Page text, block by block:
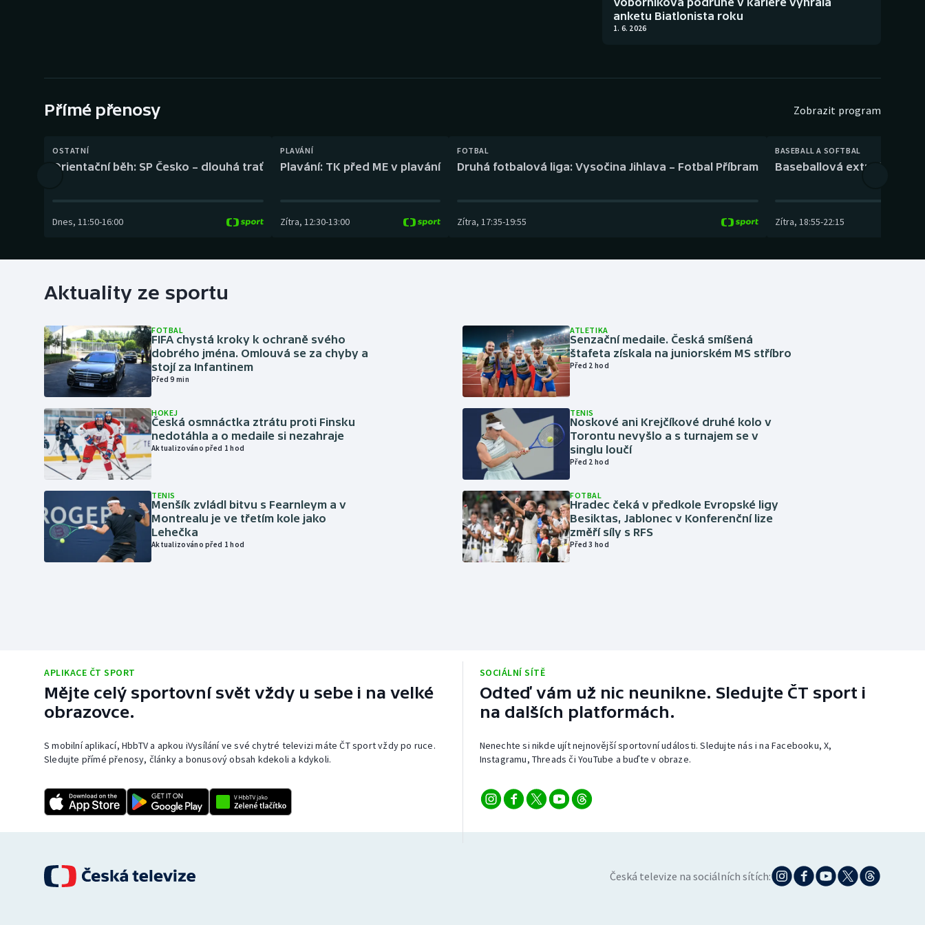
Gymnastika Plážový volejbal
anketu Biatlonista roku
1. 6. 2026
Přímé přenosy Zobrazit program
OSTATNÍ
Orientační běh: SP Česko – dlouhá trať
Dnes, 11:50-16:00
PLAVÁNÍ
Plavání: TK před ME v plavání
Zítra, 12:30-13:00
FOTBAL
Druhá fotbalová liga: Vysočina Jihlava – Fotbal Příbram
Zítra, 17:35-19:55
BASEBALL A SOFTBAL
Baseballová extraliga:
Zítra, 18:55-22:15
Aktuality ze sportu
FOTBAL
FIFA chystá kroky k ochraně svého
dobrého jména. Omlouvá se za chyby a
stojí za Infantinem
Před 9 min
HOKEJ
Česká osmnáctka ztrátu proti Finsku
nedotáhla a o medaile si nezahraje
Aktualizováno před 1 hod
TENIS
Menšík zvládl bitvu s Fearnleym a v
Montrealu je ve třetím kole jako
Lehečka
Aktualizováno před 1 hod
ATLETIKA
Senzační medaile. Česká smíšená
štafeta získala na juniorském MS stříbro
Před 2 hod
TENIS
Noskové ani Krejčíkové druhé kolo v
Torontu nevyšlo a s turnajem se v
singlu loučí
Před 2 hod
FOTBAL
Hradec čeká v předkole Evropské ligy
Besiktas, Jablonec v Konferenční lize
změří síly s RFS
Před 3 hod
APLIKACE ČT SPORT
Mějte celý sportovní svět vždy u sebe i na velké
obrazovce.
S mobilní aplikací, HbbTV a apkou iVysílání ve své chytré televizi máte ČT sport vždy po ruce.
Sledujte přímé přenosy, články a bonusový obsah kdekoli a kdykoli.
SOCIÁLNÍ SÍTĚ
Odteď vám už nic neunikne. Sledujte ČT sport i
na dalších platformách.
Nenechte si nikde ujít nejnovější sportovní události. Sledujte nás i na Facebooku, X,
Instagramu, Threads či YouTube a buďte v obraze.
Česká televize na sociálních sítích: